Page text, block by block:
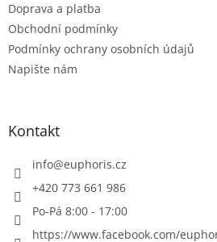
Doprava a platba
Obchodní podmínky
Podmínky ochrany osobních údajů
Napište nám
Kontakt
info@euphoris.cz
+420 773 661 986
Po-Pá 8:00 - 17:00
https://www.facebook.com/